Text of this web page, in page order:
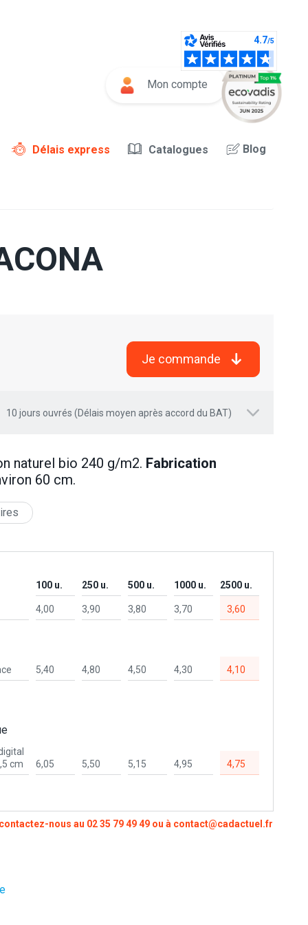
Mon compte
Délais express Catalogues Blog
Je commande
10 jours ouvrés (Délais moyen après accord du BAT)
naturel bio 240 g/m2. Fabrication
60 cm.
100 u. 250 u. 500 u. 1000 u. 2500 u.
4,00 3,90 3,80 3,70 3,60
5,40 4,80 4,50 4,30 4,10
cm
6,05 5,50 5,15 4,95 4,75
nous au 02 35 79 49 49 ou à contact@cadactuel.fr